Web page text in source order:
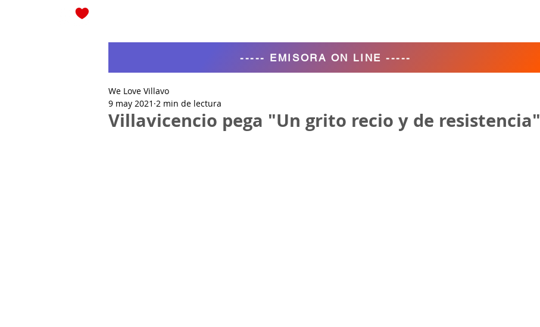
Villavicencio pega "Un grito recio y de resistencia"
We Love Villavo
9 may 2021 2 min de lectura
----- EMISORA ON LINE -----